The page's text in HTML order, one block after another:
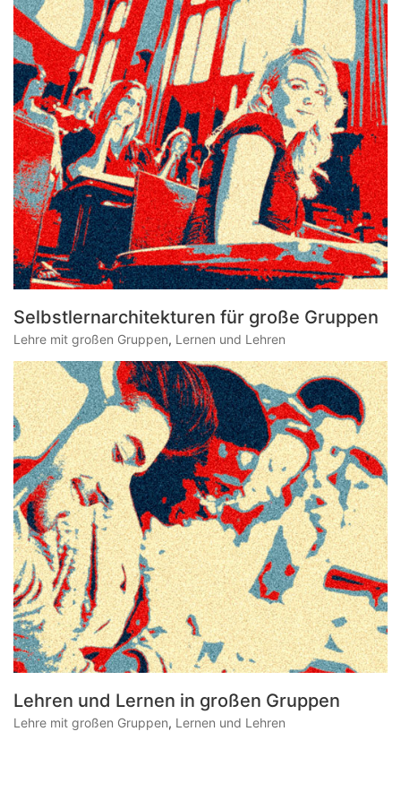
Selbstlernarchitekturen für große Gruppen
Lehre mit großen Gruppen, Lernen und Lehren
Lehren und Lernen in großen Gruppen
Lehre mit großen Gruppen, Lernen und Lehren